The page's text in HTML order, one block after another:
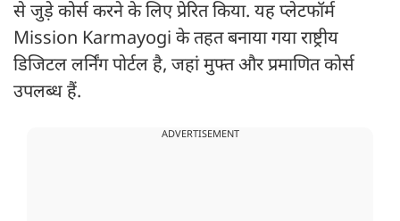
से जुड़े कोर्स करने के लिए प्रेरित किया. यह प्लेटफॉर्म
Mission Karmayogi के तहत बनाया गया राष्ट्रीय
डिजिटल लर्निंग पोर्टल है, जहां मुफ्त और प्रमाणित कोर्स
उपलब्ध हैं.
ADVERTISEMENT